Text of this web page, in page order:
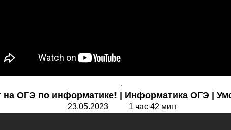
.
на ОГЭ по информатике! | Информатика ОГЭ |
23.05.2023 1 час 42 мин